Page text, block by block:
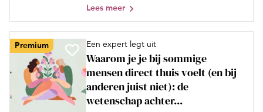
Lees meer
Premium Een expert legt uit
Waarom je je bij sommige
mensen direct thuis voelt (en bij
anderen juist niet): de
wetenschap achter...